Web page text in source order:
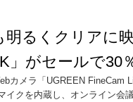
明るくクリアに
」がセールで30
カメラ「UGREEN FineCam
イクを内蔵し、オンライン会